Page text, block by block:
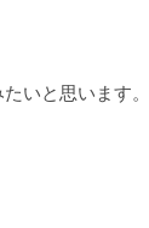
いと思います。